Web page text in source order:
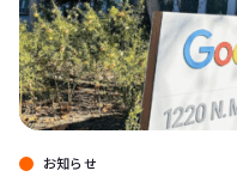
お知らせ